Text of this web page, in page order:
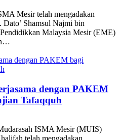
Mesir telah mengadakan
Dato’ Shamsul Najmi bin
Malaysia Mesir (EME)
dengan PAKEM
Tafaqquh
ISMA Mesir (MUIS)
telah mengadakan